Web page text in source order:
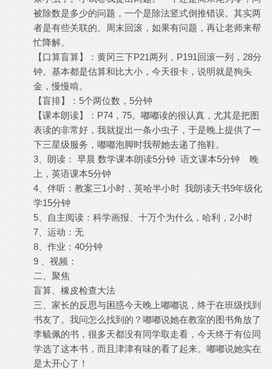
被除数是多少的问题，一个是除法竖式倒推错误。其实两
者是有些关联的。周末回滚，如果有问题，再让老师来帮
忙降解。
【口算盲算】：黄冈三下P21两列，P191回滚一列，28分
钟。基本都是估算和比大小，今天很卡，说明就是狗头
金，慢慢啃。
【盲排】：5个两位数，5分钟
【课本朗读】：P74，75。嘟嘟读的很认真，尤其是把图
表读的非常好，我就捉出一条小虫子，于是晚上提供了一
下三星级服务，嘟嘟泡脚时我帮她去递了拖鞋。
3、朗读： 早晨 数学课本朗读5分钟 语文课本5分钟 晚
上，英语课本5分钟
4、伴听：教案三1小时，英哈半小时 我朗读天书9年级化
学15分钟
5、自主阅读：科学画报、十万个为什么，哈利，2小时
7、运动：无
8、作业：40分钟
9 、视频：
二、聚焦
盲算、橡皮检查大法
三、家长的反思与困惑今天晚上嘟嘟说，终于在班级找到
书友了。我问怎么找到的？嘟嘟说她在教室的图书角放了
李毓佩的书，很多天都没有同学取走看，今天终于有位同
学选了这本书，而且津津有味的看了起来。嘟嘟说她实在
是太开心了！